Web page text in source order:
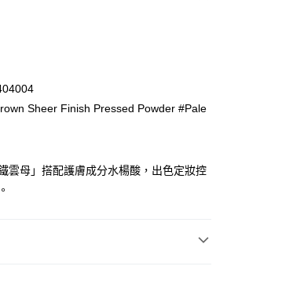
1-3個工作天送達
Sheer Finish Pressed Powder #Pale
雲母」搭配護膚成分水楊酸，出色定妝控